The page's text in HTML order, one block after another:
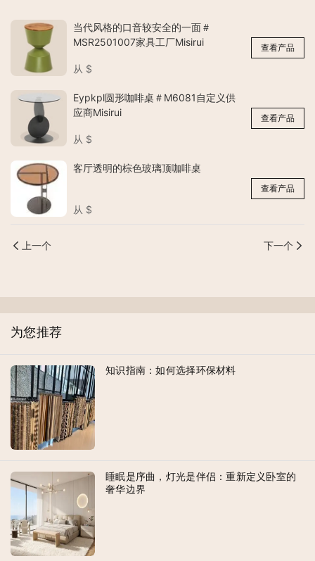
当代风格的口音较安全的一面＃
MSR2501007家具工厂Misirui
从 $
查看产品
Eypkpl圆形咖啡桌＃M6081自定义供
应商Misirui
从 $
查看产品
客厅透明的棕色玻璃顶咖啡桌
从 $
查看产品
上一个 下一个
为您推荐
知识指南：如何选择环保材料
睡眠是序曲，灯光是伴侣：重新定义卧室的
奢华边界